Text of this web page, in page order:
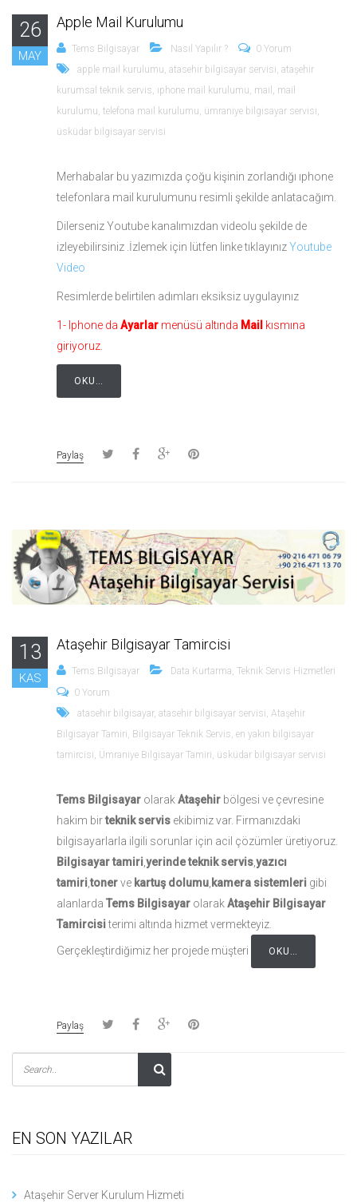
26
MAY
Apple Mail Kurulumu
Tems Bilgisayar Nasıl Yapılır ?
0 Yorum
apple mail kurulumu, atasehir bilgisayar servisi, ataşehir
kurumsal teknik servis, ıphone mail kurulumu, mail , mail
kurulumu, telefona mail kurulumu, ümraniye bilgisayar servisi,
üsküdar bilgisayar servisi
Merhabalar bu yazımızda çoğu kişinin zorlandığı ıphone
telefonlara mail kurulumunu resimli şekilde anlatacağım.
Dilerseniz Youtube kanalımızdan videolu şekilde de
izleyebilirsiniz .İzlemek için lütfen linke tıklayınızYoutube
Video
Resimlerde belirtilen adımları eksiksiz uygulayınız
1- Iphone da Ayarlar menüsü altında Mail kısmına
giriyoruz.
OKU…
Paylaş
13
KAS
Ataşehir Bilgisayar Tamircisi
Tems Bilgisayar Data Kurtarma, Teknik Servis Hizmetleri
0 Yorum
atasehir bilgisayar, atasehir bilgisayar servisi, Ataşehir
Bilgisayar Tamiri, Bilgisayar Teknik Servis, en yakın bilgisayar
tamircisi, Ümraniye Bilgisayar Tamiri, üsküdar bilgisayar servisi
Tems Bilgisayar olarakAtaşehir bölgesi ve çevresine
hakim birteknik servis ekibimiz var. Firmanızdaki
bilgisayarlarla ilgili sorunlar için acil çözümler üretiyoruz.
Bilgisayar tamiri,yerinde teknik servis,yazıcı
tamiri,tonerve kartuş dolumu, kamera sistemleri gibi
alanlarda Tems Bilgisayar olarakAtaşehir Bilgisayar
Tamircisiterimi altında hizmet vermekteyiz.
Gerçekleştirdiğimiz her projede müşteri OKU…
Paylaş
EN SON YAZILAR
Ataşehir Server Kurulum Hizmeti